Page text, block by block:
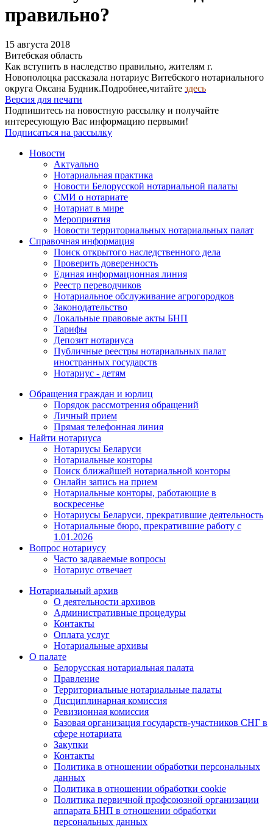
правильно?
15 августа 2018
Витебская область
Как вступить в наследство правильно, жителям г.
Новополоцка рассказала нотариус Витебского нотариального
округа Оксана Будник.Подробнее,читайте здесь
Версия для печати
Подпишитесь на новостную рассылку и получайте
интересующую Вас информацию первыми!
Подписаться на рассылку
Новости
Актуально
Нотариальная практика
Новости Белорусской нотариальной палаты
СМИ о нотариате
Нотариат в мире
Мероприятия
Новости территориальных нотариальных палат
Справочная информация
Поиск открытого наследственного дела
Проверить доверенность
Единая информационная линия
Реестр переводчиков
Нотариальное обслуживание агрогородков
Законодательство
Локальные правовые акты БНП
Тарифы
Депозит нотариуса
Публичные реестры нотариальных палат
иностранных государств
Нотариус - детям
Обращения граждан и юрлиц
Порядок рассмотрения обращений
Личный прием
Прямая телефонная линия
Найти нотариуса
Нотариусы Беларуси
Нотариальные конторы
Поиск ближайшей нотариальной конторы
Онлайн запись на прием
Нотариальные конторы, работающие в
воскресенье
Нотариусы Беларуси, прекратившие деятельность
Нотариальные бюро, прекратившие работу с
1.01.2026
Вопрос нотариусу
Часто задаваемые вопросы
Нотариус отвечает
Нотариальный архив
О деятельности архивов
Административные процедуры
Контакты
Оплата услуг
Нотариальные архивы
О палате
Белорусская нотариальная палата
Правление
Территориальные нотариальные палаты
Дисциплинарная комиссия
Ревизионная комиссия
Базовая организация государств-участников СНГ в
сфере нотариата
Закупки
Контакты
Политика в отношении обработки персональных
данных
Политика в отношении обработки cookie
Политика первичной профсоюзной организации
аппарата БНП в отношении обработки
персональных данных